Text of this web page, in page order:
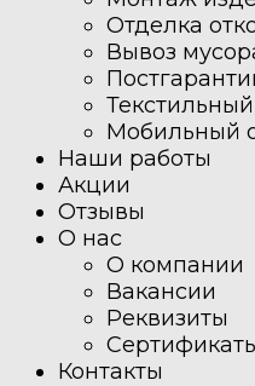
Отделка
Вывоз
Мобильный
Наши работы
Акции
Отзывы
О нас
О компании
Вакансии
Реквизиты
Контакты